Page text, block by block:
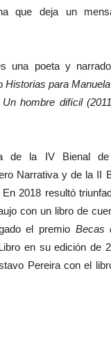
que deja un
una poeta y
Historias para
Un hombre difícil
de la IV Bienal de
Narrativa y de la II
2018 resultó
con un libro de
el premio Becas
en su edición de
Pereira con el